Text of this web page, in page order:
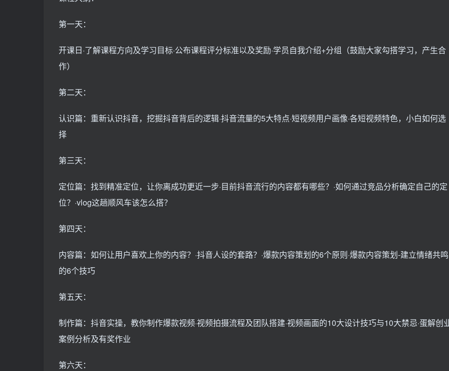
第一天：
开课日·了解课程方向及学习目标·公布课程评分标准以及奖励·学员自我介绍+分组（鼓励大家勾搭学习，产生合
作）
第二天：
认识篇：重新认识抖音，挖掘抖音背后的逻辑·抖音流量的5大特点·短视频用户画像·各短视频特色，小白如何选
择
第三天：
定位篇：找到精准定位，让你离成功更近一步·目前抖音流行的内容都有哪些？·如何通过竞品分析确定自己的定
位？·vlog这趟顺风车该怎么搭？
第四天：
内容篇：如何让用户喜欢上你的内容？·抖音人设的套路？·爆款内容策划的6个原则·爆款内容策划-建立情绪共鸣
的6个技巧
第五天：
制作篇：抖音实操，教你制作爆款视频·视频拍摄流程及团队搭建·视频画面的10大设计技巧与10大禁忌·蛋解创
案例分析及有奖作业
第六天：